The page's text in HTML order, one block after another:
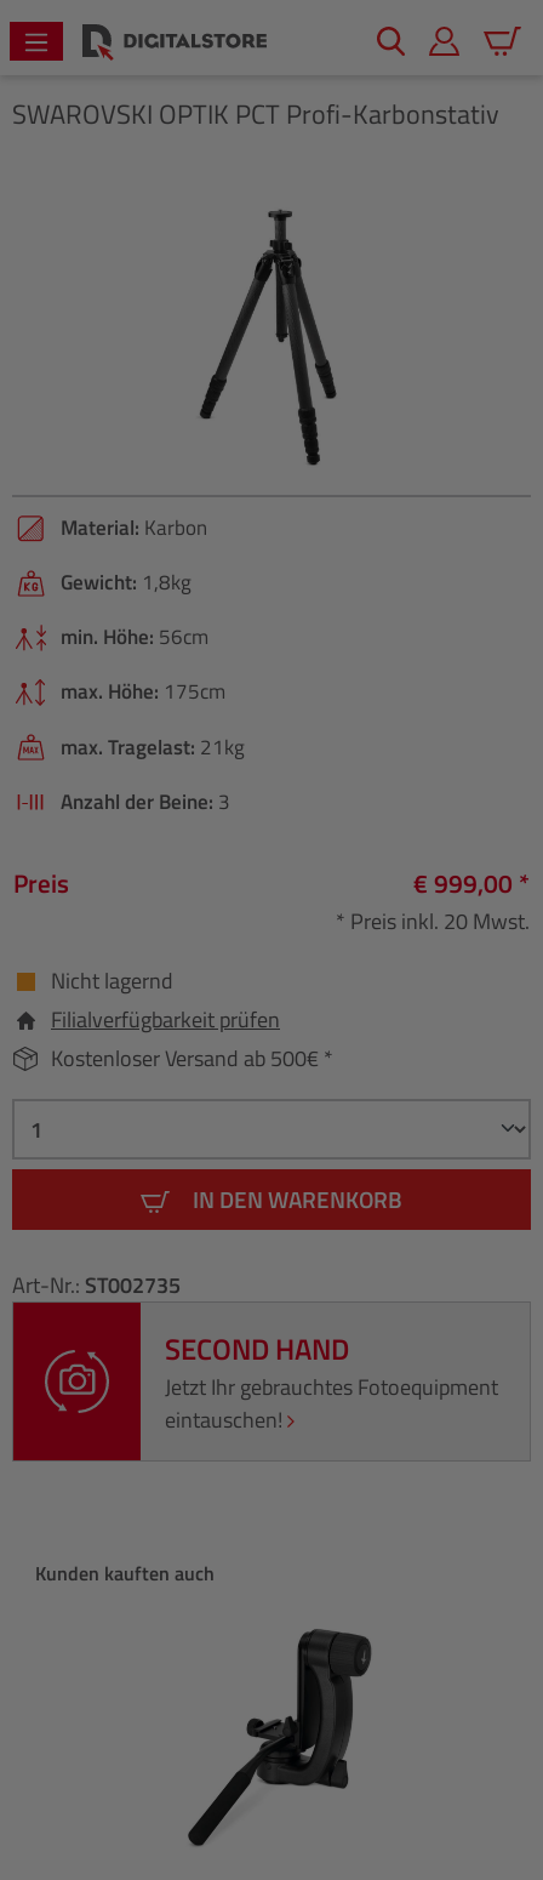
springen
SWAROVSKI OPTIK PCT Profi-Karbonstativ
Material: Karbon
Gewicht: 1,8kg
min. Höhe: 56cm
max. Höhe: 175cm
max. Tragelast: 21kg
Anzahl der Beine: 3
Preis € 999,00 *
* Preis inkl. 20 Mwst.
Nicht lagernd
Filialverfügbarkeit prüfen
Kostenloser Versand ab 500€ *
IN DEN WARENKORB
Art-Nr.: ST002735
SECOND HAND
Jetzt Ihr gebrauchtes Fotoequipment
eintauschen!
Produktgalerie überspringen
Kunden kauften auch